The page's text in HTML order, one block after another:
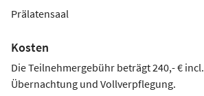
Prälatensaal
Kosten
Die Teilnehmergebühr beträgt 240,- € incl.
Übernachtung und Vollverpflegung.